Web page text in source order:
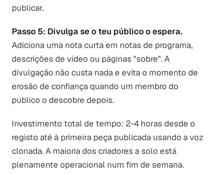
publicar.
Passo 5: Divulga se o teu público o espera.
Adiciona uma nota curta em notas de programa,
descrições de vídeo ou páginas "sobre". A
divulgação não custa nada e evita o momento de
erosão de confiança quando um membro do
público o descobre depois.
Investimento total de tempo: 2-4 horas desde o
registo até à primeira peça publicada usando a voz
clonada. A maioria dos criadores a solo está
plenamente operacional num fim de semana.